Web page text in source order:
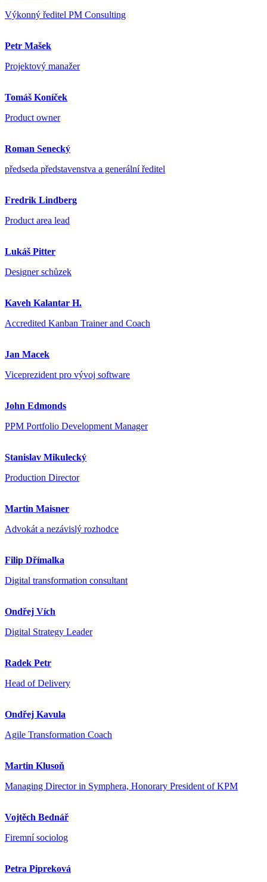
Výkonný ředitel PM Consulting
Petr Mašek
Projektový manažer
Tomáš Koníček
Product owner
Roman Senecký
předseda představenstva a generální ředitel
Fredrik Lindberg
Product area lead
Lukáš Pitter
Designer schůzek
Kaveh Kalantar H.
Accredited Kanban Trainer and Coach
Jan Macek
Viceprezident pro vývoj software
John Edmonds
PPM Portfolio Development Manager
Stanislav Mikulecký
Production Director
Martin Maisner
Advokát a nezávislý rozhodce
Filip Dřímalka
Digital transformation consultant
Ondřej Vích
Digital Strategy Leader
Radek Petr
Head of Delivery
Ondřej Kavula
Agile Transformation Coach
Martin Klusoň
Managing Director in Symphera, Honorary President of KPM
Vojtěch Bednář
Firemní sociolog
Petra Pipreková